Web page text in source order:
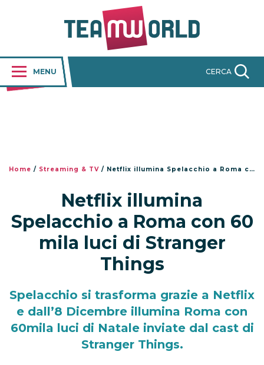
MENU CERCA
Home / Streaming & TV / Netflix illumina Spelacchio a Roma con 60 mila luci di Stranger Things
Netflix illumina
Spelacchio a Roma con 60
mila luci di Stranger
Things
Spelacchio si trasforma grazie a Netflix
e dall’8 Dicembre illumina Roma con
60mila luci di Natale inviate dal cast di
Stranger Things.